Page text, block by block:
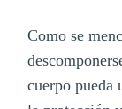
Como se
cuerpo pueda